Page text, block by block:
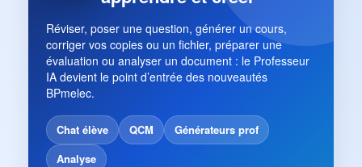
Réviser, poser une question, générer un cours,
corriger vos copies ou un fichier, préparer une
évaluation ou analyser un document : le Professeur
IA devient le point d’entrée des nouveautés
BPmelec.
Chat élève QCM
Générateurs prof
Analyse